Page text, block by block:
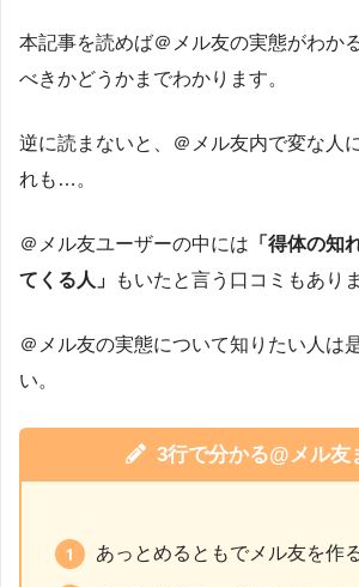
本記事を読めば＠メル友の実態がわか
べきかどうかまでわかります。
逆に読まないと、＠メル友内で変な人
れも…。
＠メル友ユーザーの中には 「得体の知
てくる人」
もいたと言う口コミもあり
＠メル友の実態について知りたい人は
い。
3行で分かる@メル友
あっとめるともでメル友を作